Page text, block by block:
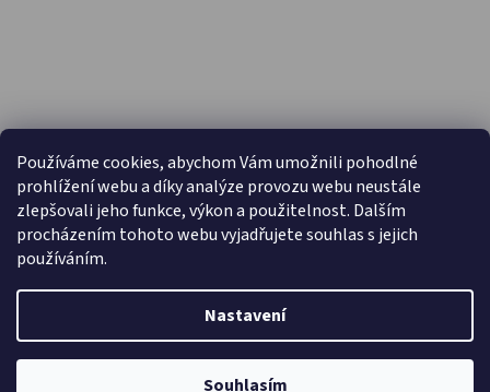
Používáme cookies, abychom Vám umožnili pohodlné
prohlížení webu a díky analýze provozu webu neustále
zlepšovali jeho funkce, výkon a použitelnost. Dalším
procházením tohoto webu vyjadřujete souhlas s jejich
používáním.
Nastavení
Souhlasím
PŘIJÍMÁME ONLINE PLATBY
Vytvořil Shoptet
Copyright 2026Capáčky.com. Všechna práva vyhrazena.